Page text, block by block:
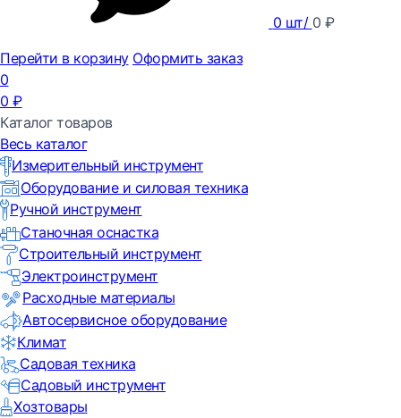
0 шт/ 0 ₽
Перейти в корзину Оформить заказ
0
0 ₽
Каталог товаров
Весь каталог
Измерительный инструмент
Оборудование и силовая техника
Ручной инструмент
Станочная оснастка
Строительный инструмент
Электроинструмент
Расходные материалы
Автосервисное оборудование
Климат
Садовая техника
Садовый инструмент
Хозтовары